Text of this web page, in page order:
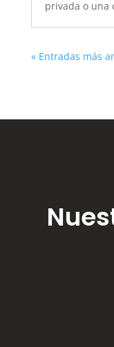
privada o una
« Entradas más